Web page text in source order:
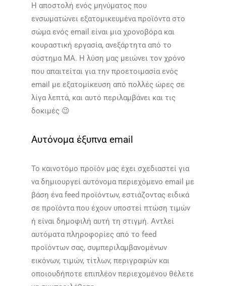
Η αποστολή ενός μηνύματος που
ενσωματώνει εξατομικευμένα προϊόντα στο
σώμα ενός email είναι μια χρονοβόρα και
κουραστική εργασία, ανεξάρτητα από το
σύστημα MA. Η λύση μας μειώνει τον χρόνο
που απαιτείται για την προετοιμασία ενός
email με εξατομίκευση από πολλές ώρες σε
λίγα λεπτά, και αυτό περιλαμβάνει και τις
δοκιμές 😉
Αυτόνομα έξυπνα email
Το καινοτόμο προϊόν μας έχει σχεδιαστεί για
να δημιουργεί αυτόνομα περιεχόμενο email με
βάση ένα feed προϊόντων, εστιάζοντας ειδικά
σε προϊόντα που έχουν υποστεί πτώση τιμών
ή είναι δημοφιλή αυτή τη στιγμή. Αντλεί
αυτόματα πληροφορίες από το feed
προϊόντων σας, συμπεριλαμβανομένων
εικόνων, τιμών, τίτλων, περιγραφών και
οποιουδήποτε επιπλέον περιεχομένου θέλετε